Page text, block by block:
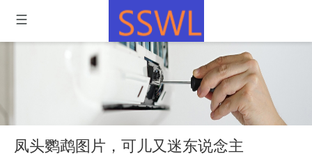
凤头鹦鹉图片，可儿又迷东说念主